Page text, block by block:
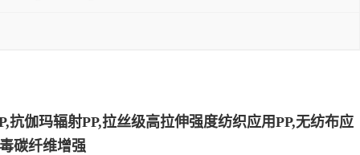
伽玛辐射PP,拉丝级高拉伸强度纺织应用PP,无纺布应
碳纤维增强